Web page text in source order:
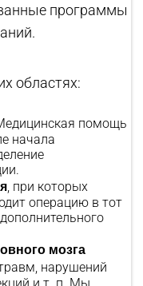
программы
областях:
помощь
начала
, при которых
операцию в тот
мозга
нарушений
и т. п. Мы